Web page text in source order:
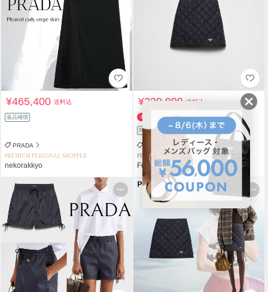
¥465,400送料込
返品補償
PRADA
PREMIUM PERSONAL SHOPPER
nekorakkyo
¥229,999送料込
4%OFF ¥239,999
関税負担なし 返品補償
PERSONAL SHOPPER
Fujistyle